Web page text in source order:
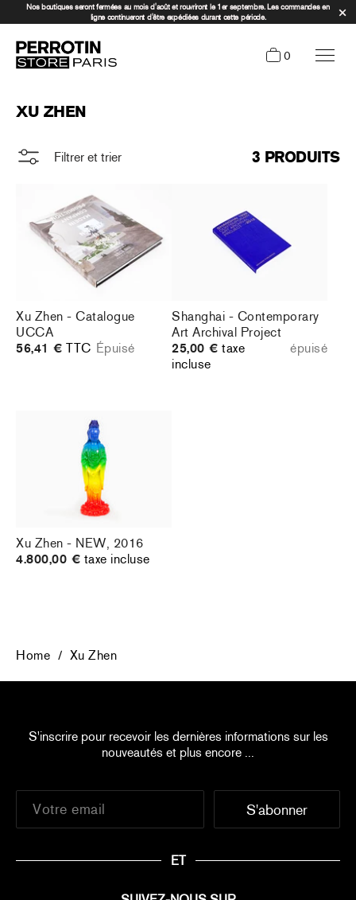
Nos boutiques seront fermées au mois d'août et rouvriront le 1er septembre. Les commandes en
ligne continueront d'être expédiées durant cette période.
0
XU ZHEN
Filtrer et trier 3 PRODUITS
Xu Zhen - Catalogue
UCCA
56,41 € TTC Épuisé
Shanghai - Contemporary
Art Archival Project
25,00 € taxe
incluse
épuisé
Xu Zhen - NEW, 2016
4.800,00 € taxe incluse
Home / Xu Zhen
S'inscrire pour recevoir les dernières informations sur les
nouveautés et plus encore ...
ET